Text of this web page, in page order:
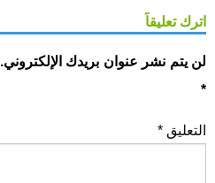
اترك تعليقاً
لن يتم نشر عنوان بريدك الإلكتروني.
*
التعليق *